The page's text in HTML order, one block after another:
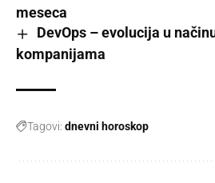
meseca
DevOps – evolucija u
kompanijama
Tagovi: dnevni horoskop